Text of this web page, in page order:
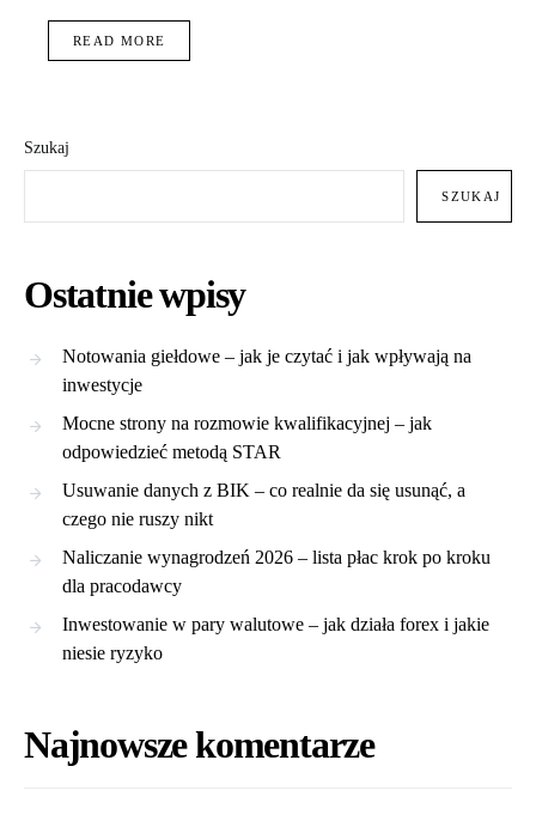
READ MORE
Szukaj
SZUKAJ
Ostatnie wpisy
Notowania giełdowe – jak je czytać i jak wpływają na
inwestycje
Mocne strony na rozmowie kwalifikacyjnej – jak
odpowiedzieć metodą STAR
Usuwanie danych z BIK – co realnie da się usunąć, a
czego nie ruszy nikt
Naliczanie wynagrodzeń 2026 – lista płac krok po kroku
dla pracodawcy
Inwestowanie w pary walutowe – jak działa forex i jakie
niesie ryzyko
Najnowsze komentarze